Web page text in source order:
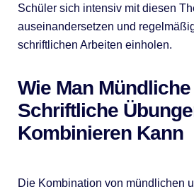
Schüler sich intensiv mit diesen
auseinandersetzen und
schriftlichen Arbeiten einholen.
Wie Man
Schriftliche
Kombinieren Kann
Die Kombination von mündlichen